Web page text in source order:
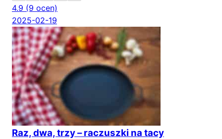
4.9 (9 ocen)
2025-02-19
Raz, dwa, trzy – raczuszki na tacy